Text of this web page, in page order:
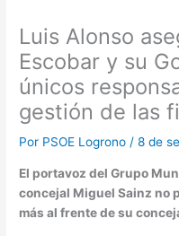
Luis Alonso
Escobar y su
únicos
gestión de las
Por PSOE Logrono /8 de
El portavoz del Grupo
concejal Miguel Sainz no
más al frente de su